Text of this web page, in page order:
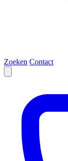
Zoeken Contact